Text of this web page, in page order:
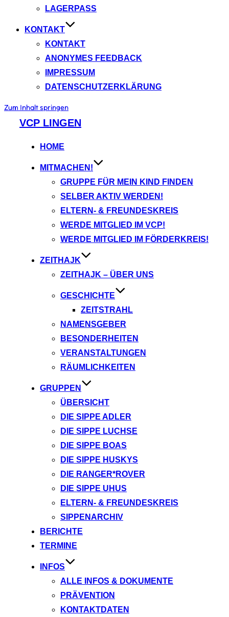
LAGERPASS
KONTAKT
KONTAKT
ANONYMES FEEDBACK
IMPRESSUM
DATENSCHUTZERKLÄRUNG
Zum Inhalt springen
VCP LINGEN
HOME
MITMACHEN!
GRUPPE FÜR MEIN KIND FINDEN
SELBER AKTIV WERDEN!
ELTERN- & FREUNDESKREIS
WERDE MITGLIED IM VCP!
WERDE MITGLIED IM FÖRDERKREIS!
ZEITHAJK
ZEITHAJK – ÜBER UNS
GESCHICHTE
ZEITSTRAHL
NAMENSGEBER
BESONDERHEITEN
VERANSTALTUNGEN
RÄUMLICHKEITEN
GRUPPEN
ÜBERSICHT
DIE SIPPE ADLER
DIE SIPPE LUCHSE
DIE SIPPE BOAS
DIE SIPPE HUSKYS
DIE RANGER*ROVER
DIE SIPPE UHUS
ELTERN- & FREUNDESKREIS
SIPPENARCHIV
BERICHTE
TERMINE
INFOS
ALLE INFOS & DOKUMENTE
PRÄVENTION
KONTAKTDATEN